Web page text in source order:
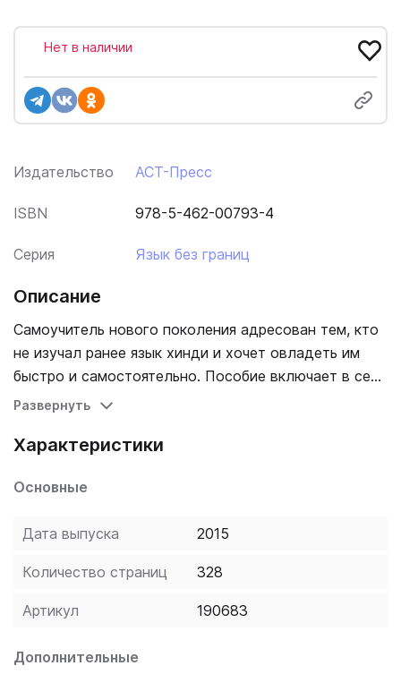
Издательство АСТ-Пресс
ISBN 978-5-462-00793-4
Серия Язык без границ
Нет в наличии
Описание
Самоучитель нового поколения адресован тем, кто
не изучал ранее язык хинди и хочет овладеть им
быстро и самостоятельно. Пособие включает в себя
уроки по фонетике, лексике и грамматике,
поурочные словарики, хинди-русский и русско-
самоучитель языка хинди. Он снабжен
диалоги, озвученные диктором - носителем языка
хинди. В книге имеются цветные иллюстрации к
страноведческим материалам уроков. Доступное и
пошаговое изложение материала, объяснения на
делают пособие незаменимым и для детей, и для
Развернуть
Характеристики
Основные
Дата выпуска 2015
Количество страниц 328
Артикул 190683
Дополнительные